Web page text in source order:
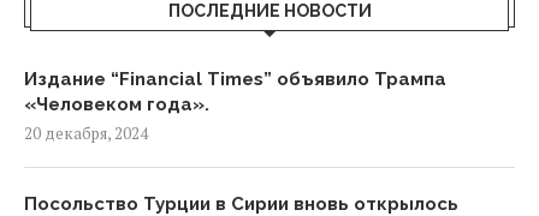
ПОСЛЕДНИЕ НОВОСТИ
Издание “Financial Times” объявило Трампа
«Человеком года».
20 декабря, 2024
Посольство Турции в Сирии вновь открылось